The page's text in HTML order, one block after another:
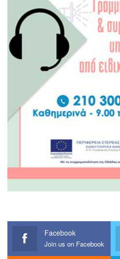
Facebook
Join us on Facebook